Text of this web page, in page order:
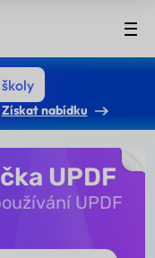
Získat nabídku
UPDF
UPDF